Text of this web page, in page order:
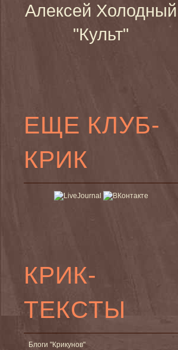
Алексей Холодный
"Культ"
ЕЩЕ КЛУБ-
КРИК
КРИК-
ТЕКСТЫ
Блоги "Крикунов"